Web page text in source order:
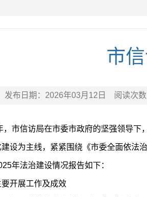
市
发布日期： 2026年03月12日 阅读次
，市信访局在市委市政府的坚强领导下
设为主线，紧紧围绕《市委全面依法
年法治建设情况报告如下：
开展工作及成效